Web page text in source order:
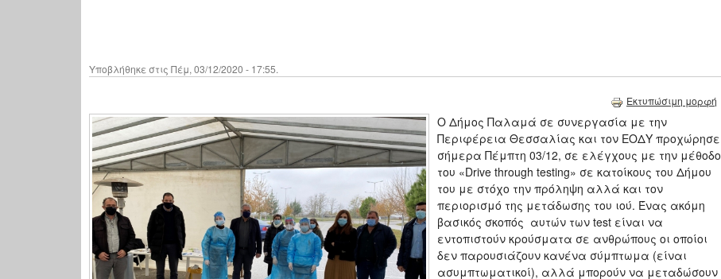
Υποβλήθηκε στις Πέμ, 03/12/2020 - 17:55.
Εκτυπώσιμη μορφή
Ο Δήμος Παλαμά σε συνεργασία με την
Περιφέρεια Θεσσαλίας και τον ΕΟΔΥ προχώρησε
σήμερα Πέμπτη 03/12, σε ελέγχους με την μέθοδο
του «Drive through testing» σε κατοίκους του Δήμου
του με στόχο την πρόληψη αλλά και τον
περιορισμό της μετάδωσης του ιού. Ένας ακόμη
βασικός σκοπός αυτών των test είναι να
εντοπιστούν κρούσματα σε ανθρώπους οι οποίοι
δεν παρουσιάζουν κανένα σύμπτωμα (είναι
ασυμπτωματικοί), αλλά μπορούν να μεταδώσουν